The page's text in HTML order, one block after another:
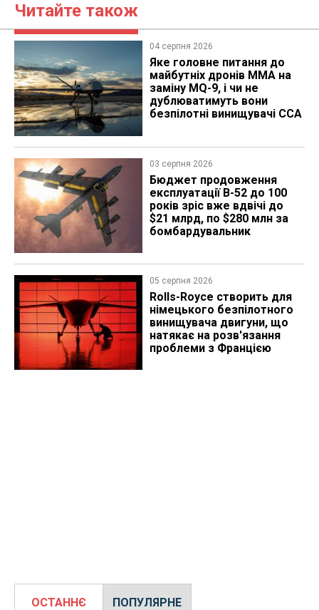
Читайте також
04 серпня 2026
Яке головне питання до
майбутніх дронів MMA на
заміну MQ-9, і чи не
дублюватимуть вони
безпілотні винищувачі CCA
03 серпня 2026
Бюджет продовження
експлуатації B-52 до 100
років зріс вже вдвічі до
$21 млрд, по $280 млн за
бомбардувальник
05 серпня 2026
Rolls-Royce створить для
німецького безпілотного
винищувача двигуни, що
натякає на розв'язання
проблеми з Францією
ОСТАННЄ ПОПУЛЯРНЕ